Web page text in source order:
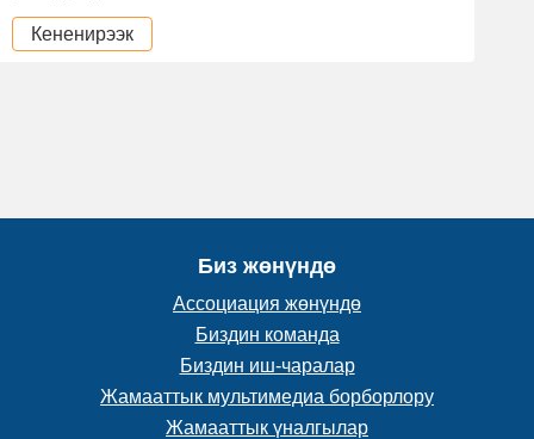
Кененирээк
Биз жөнүндө
Ассоциация жөнүндө
Биздин команда
Биздин иш-чаралар
Жамааттык мультимедиа борборлору
Жамааттык үналгылар